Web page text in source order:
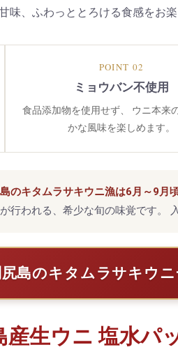
味、ふわっととろける食感をお楽
POINT 02
ミョウバン不使用
食品添加物を使用せず、 ウニ本来
かな風味を楽しめます。
のキタムラサキウニ漁は6月～9月
行われる、希少な旬の味覚です。
島のキタムラサキウ
産生ウニ 塩水パ